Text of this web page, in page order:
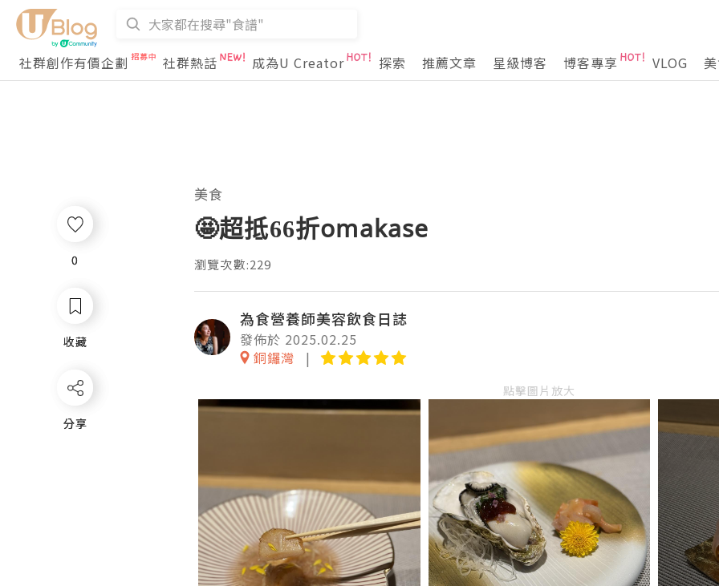
社群創作有價企劃 社群熱話 成為U Creator 探索 推薦文章 星級博客 博客專享 VLOG
0
收藏
分享
美食
🤩超抵66折omakase
瀏覽次數:229
為食營養師美容飲食日誌
發佈於 2025.02.25
銅鑼灣
點擊圖片放大
0
收藏
分享